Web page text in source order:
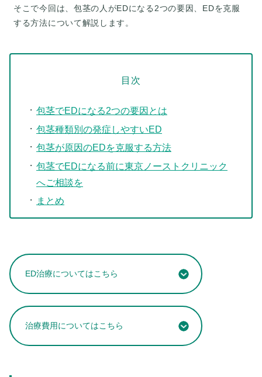
そこで今回は、包茎の人がEDになる2つの要因、EDを克服
目次
包茎でEDになる2つの要因とは
包茎種類別の発症しやすいED
包茎が原因のEDを克服する方法
包茎でEDになる前に東京ノーストクリニック
へご相談を
まとめ
ED治療についてはこちら
治療費用についてはこちら